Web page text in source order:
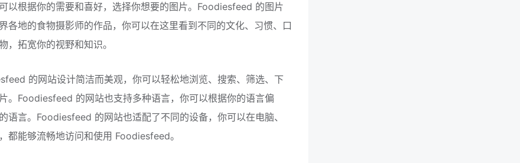
以根据你的需要和喜好，选择你想要的图片。Foodiesfeed 的图片
各地的食物摄影师的作品，你可以在这里看到不同的文化、习惯、口
，拓宽你的视野和知识。
的网站设计简洁而美观，你可以轻松地浏览、搜索、筛选、下
。Foodiesfeed 的网站也支持多种语言，你可以根据你的语言偏
语言。Foodiesfeed 的网站也适配了不同的设备，你可以在电脑、
都能够流畅地访问和使用 Foodiesfeed。